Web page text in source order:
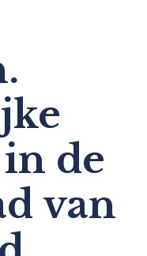
de
van